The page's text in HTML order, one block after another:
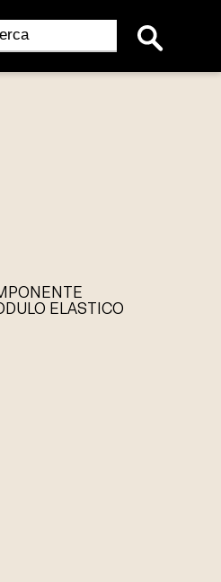
for:
ELASTICO